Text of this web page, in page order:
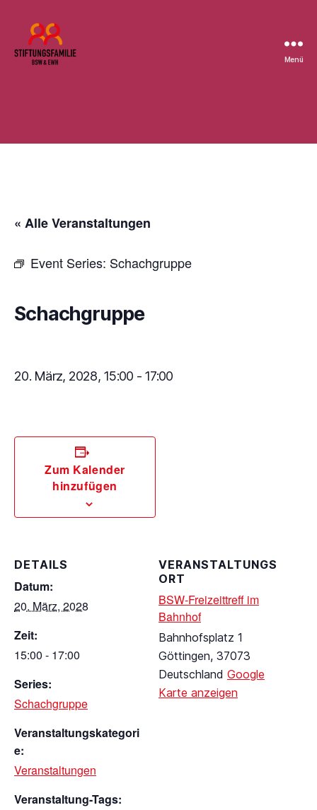
Menü
« Alle Veranstaltungen
Event Series: Schachgruppe
Schachgruppe
20. März, 2028, 15:00 - 17:00
Zum Kalender
hinzufügen
DETAILS
Datum:
20. März, 2028
Zeit:
15:00 - 17:00
Series:
Schachgruppe
Veranstaltungskategori
e:
Veranstaltungen
Veranstaltung-Tags:
VERANSTALTUNGS
ORT
BSW-Freizeittreff im
Bahnhof
Bahnhofsplatz 1
Göttingen, 37073
Deutschland Google
Karte anzeigen